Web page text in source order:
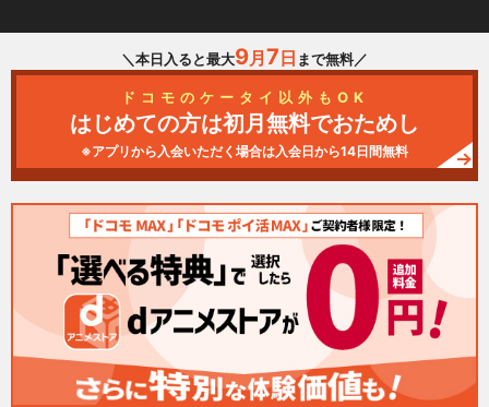
＼本日入ると最大9月7日 まで無料／
ドコモのケータイ以外もOK
はじめての方は初月無料でおためし
※アプリから入会いただく場合は入会日から14日間無料